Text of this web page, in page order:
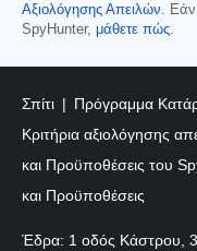
Αξιολόγησης Απειλών. Εάν
SpyHunter, μάθετε πώς.
Σπίτι
Πρόγραμμα
Κριτήρια αξιολόγησης
και Προϋποθέσεις του
και Προϋποθέσεις
Έδρα: 1 οδός Κάστρου,